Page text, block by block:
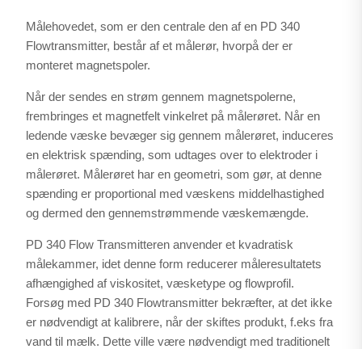
Målehovedet, som er den centrale den af en PD 340
Flowtransmitter, består af et målerør, hvorpå der er
monteret magnetspoler.
Når der sendes en strøm gennem magnetspolerne,
frembringes et magnetfelt vinkelret på målerøret. Når en
ledende væske bevæger sig gennem målerøret, induceres
en elektrisk spænding, som udtages over to elektroder i
målerøret. Målerøret har en geometri, som gør, at denne
spænding er proportional med væskens middelhastighed
og dermed den gennemstrømmende væskemængde.
PD 340 Flow Transmitteren anvender et kvadratisk
målekammer, idet denne form reducerer måleresultatets
afhængighed af viskositet, væsketype og flowprofil.
Forsøg med PD 340 Flowtransmitter bekræfter, at det ikke
er nødvendigt at kalibrere, når der skiftes produkt, f.eks fra
vand til mælk. Dette ville være nødvendigt med traditionelt